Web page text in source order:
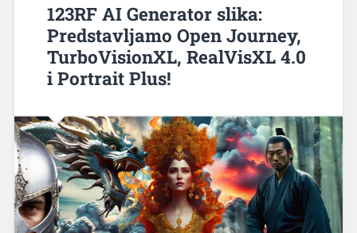
123RF AI Generator slika:
Predstavljamo Open Journey,
TurboVisionXL, RealVisXL 4.0
i Portrait Plus!